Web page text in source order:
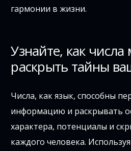
гармонии в жизни.
Узнайте, как числа
раскрыть тайны
Числа, как язык, способны
информацию и раскрывать
характера, потенциалы и
каждого человека.